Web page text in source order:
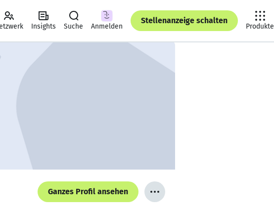
Insights Suche Anmelden
Stellenanzeige schalten
Produkte
Ganzes Profil ansehen